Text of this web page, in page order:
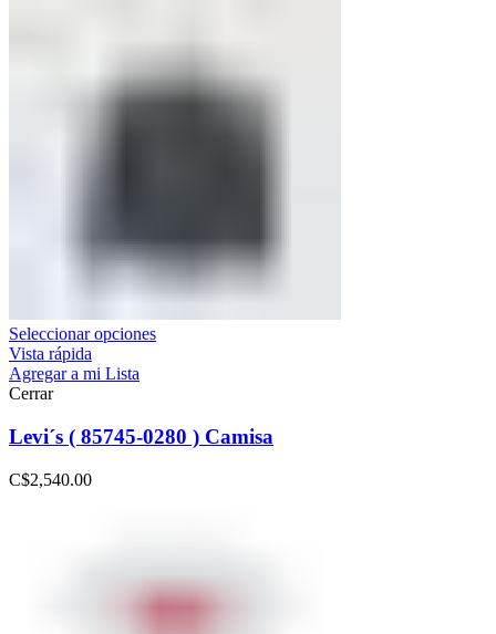
Seleccionar opciones
Vista rápida
Agregar a mi Lista
Cerrar
Levi´s ( 85745-0280 ) Camisa
C$2,540.00